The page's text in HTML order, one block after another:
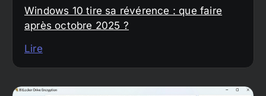
Windows 10 tire sa révérence : que faire
après octobre 2025 ?
Lire